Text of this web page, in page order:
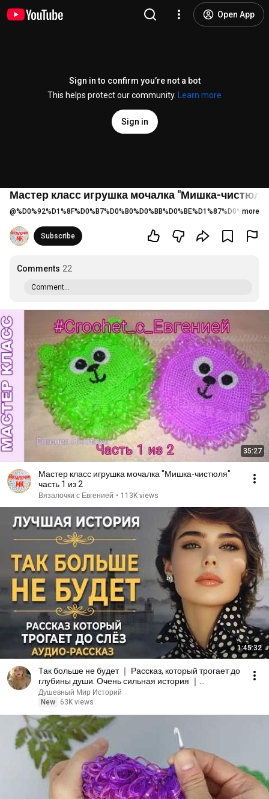
Open App
Sign in to confirm you’re not a bot
This helps protect our community.
Learn more
Sign in
Мастер класс игрушка мочалка "Мишка-
@ more
Subscribe
Comments 22
Comment...
35:27
Мастер класс игрушка мочалка "Мишка-чистюля"
часть 1 из 2
Вязалочки с Евгенией • 113K views
1:45:32
Так больше не будет ｜ Рассказ, который трогает до
глубины души. Очень сильная история ｜
Аудиорассказ
Душевный Мир Историй
New
63K views